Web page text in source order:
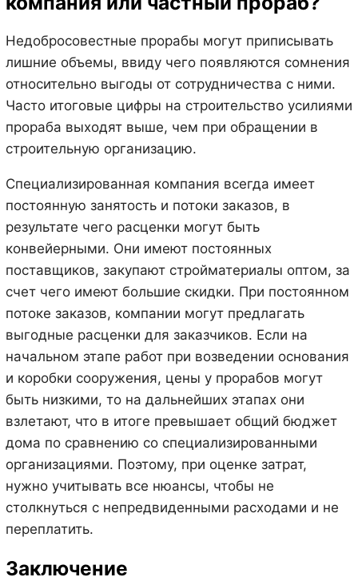
Недобросовестные прорабы могут приписывать
лишние объемы, ввиду чего появляются сомнения
относительно выгоды от сотрудничества с ними.
Часто итоговые цифры на строительство усилиями
прораба выходят выше, чем при обращении в
строительную организацию.
Специализированная компания всегда имеет
постоянную занятость и потоки заказов, в
результате чего расценки могут быть
конвейерными. Они имеют постоянных
поставщиков, закупают стройматериалы оптом, за
счет чего имеют большие скидки. При постоянном
потоке заказов, компании могут предлагать
выгодные расценки для заказчиков. Если на
начальном этапе работ при возведении основания
и коробки сооружения, цены у прорабов могут
быть низкими, то на дальнейших этапах они
взлетают, что в итоге превышает общий бюджет
дома по сравнению со специализированными
организациями. Поэтому, при оценке затрат,
нужно учитывать все нюансы, чтобы не
столкнуться с непредвиденными расходами и не
переплатить.
Заключение